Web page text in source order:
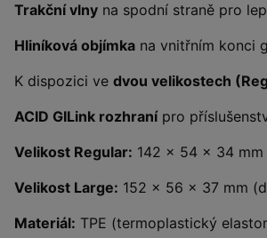
Trakční vlny na spodní straně pro
Hliníková objímka na vnitřním konci
K dispozici ve dvou velikostech
ACID GILink rozhranípro
Velikost Regular: 142 × 54 × 34
Velikost Large: 152 × 56 × 37 mm
Materiál: TPE (termoplastický